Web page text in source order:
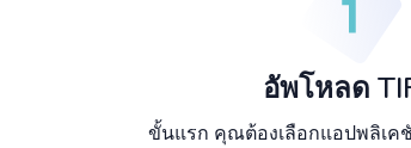
อัพโหลด
ขั้นแรก คุณต้องเลือกแอปพลิเค